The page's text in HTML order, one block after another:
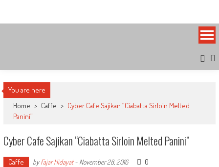
content
You are here
Home > Caffe > Cyber Cafe Sajikan “Ciabatta Sirloin Melted
Panini”
Cyber Cafe Sajikan “Ciabatta Sirloin Melted Panini”
Caffe byFajar Hidayat- November 28, 2016 0